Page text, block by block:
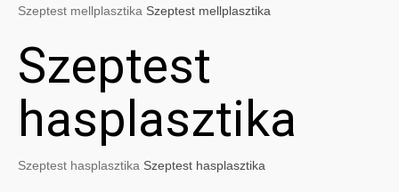
Szeptest mellplasztika Szeptest mellplasztika
Szeptest
hasplasztika
Szeptest hasplasztika Szeptest hasplasztika